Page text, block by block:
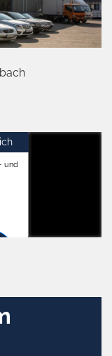
und